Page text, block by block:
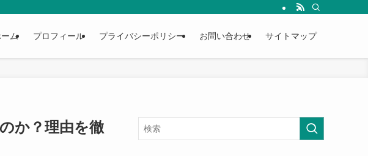
ーム プロフィール プライバシーポリシー お問い合わせ サイトマップ
か？理由を徹